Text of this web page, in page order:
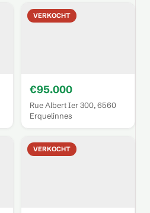
VERKOCHT
€95.000
Rue Albert Ier 300, 6560
Erquelinnes
VERKOCHT